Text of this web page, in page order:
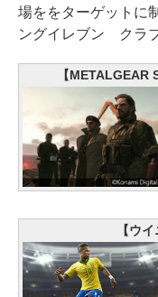
場ををターゲットに
ングイレブン クラ
【METALGEAR
【ウ